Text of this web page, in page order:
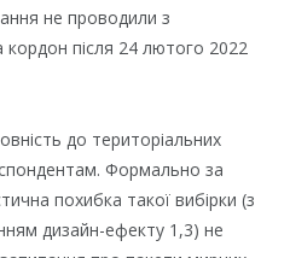
не проводили з
кордон після 24 лютого 2022
до територіальних
Формально за
похибка такої вибірки (з
дизайн-ефекту 1,3) не